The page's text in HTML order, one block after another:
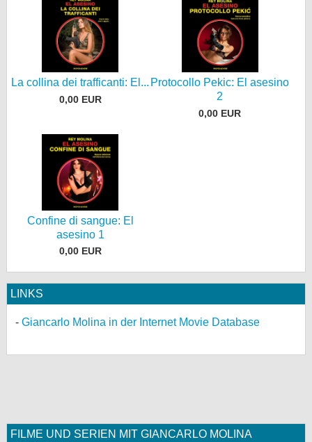
La collina dei trafficanti: El...
0,00 EUR
Protocollo Pekic: El asesino
2
0,00 EUR
Confine di sangue: El
asesino 1
0,00 EUR
LINKS
Giancarlo Molina in der Internet Movie Database
FILME UND SERIEN MIT GIANCARLO MOLINA